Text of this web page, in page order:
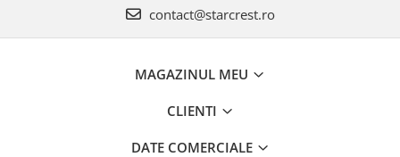
contact@starcrest.ro
MAGAZINUL MEU
CLIENTI
DATE COMERCIALE